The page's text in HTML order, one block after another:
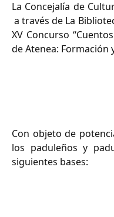
La Concejalía de
a través de La
XV Concurso
de Atenea: Formación
Con objeto de
los paduleños y
siguientes bases: